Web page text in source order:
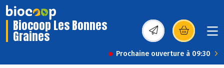
Biocoop Les Bonnes
Graines (s’ouvre dans une
Prochaine ouverture à 09:30